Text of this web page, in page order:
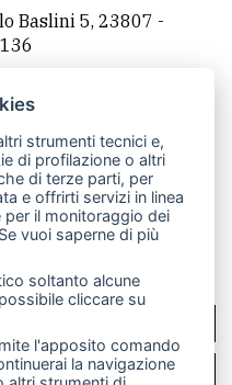
Baslini 5, 23807 -
LeccoOnline
RSS
strumenti tecnici e,
di profilazione o altri
di terze parti, per
e offrirti servizi in linea
per il monitoraggio dei
vuoi saperne di più
soltanto alcune
cliccare su
l'apposito comando
la navigazione